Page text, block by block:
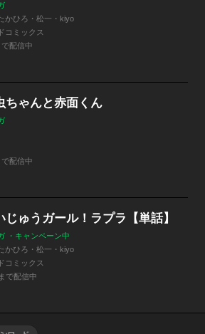
かひろ・松一・kiyo
コミックス
で配信中
ちゃんと赤面くん
配信中
じゅうガール！ラプラ【単話】
・キャンペーン中
かひろ・松一・kiyo
コミックス
で配信中